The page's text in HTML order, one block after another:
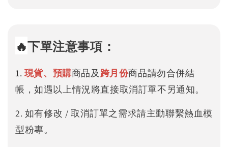
🔥下單注意事項：
1. 現貨、預購商品及 跨月份商品請勿合併結
帳，如遇以上情況將直接取消訂單不另通知。
2. 如有修改 / 取消訂單之需求請主動聯繫熱血模
型粉專。